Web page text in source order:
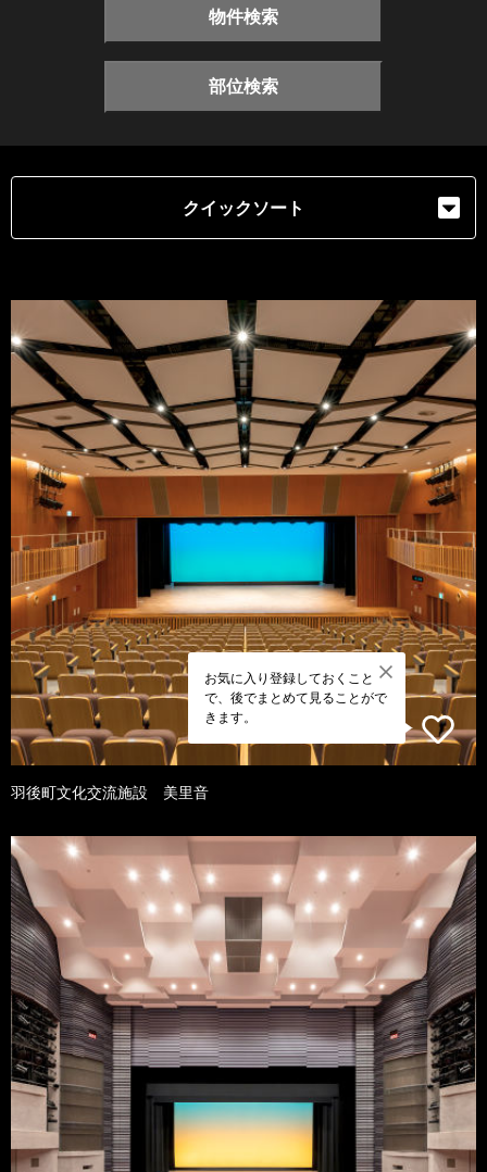
物件検索
部位検索
クイックソート
お気に入り登録しておくこと
で、後でまとめて見ることがで
きます。
羽後町文化交流施設 美里音